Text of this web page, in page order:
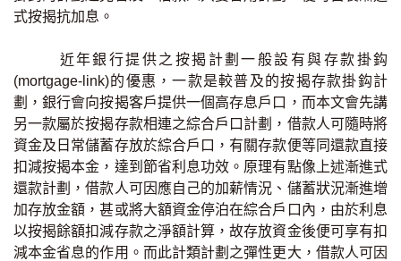
供款年期計算
工商舖按揭計算
印花稅計算
免費物業估價
式按揭抗加息。
近年銀行提供之按揭計劃一般設有與存款掛鈎
(mortgage-link)的優惠，一款是較普及的按揭存款掛鈎計
劃，銀行會向按揭客戶提供一個高存息戶口，而本文會先講
另一款屬於按揭存款相連之綜合戶口計劃，借款人可隨時將
資金及日常儲蓄存放於綜合戶口，有關存款便等同還款直接
扣減按揭本金，達到節省利息功效。原理有點像上述漸進式
還款計劃，借款人可因應自己的加薪情況、儲蓄狀況漸進增
加存放金額，甚或將大額資金停泊在綜合戶口內，由於利息
以按揭餘額扣減存款之淨額計算，故存放資金後便可享有扣
減本金省息的作用。而此計類計劃之彈性更大，借款人可因